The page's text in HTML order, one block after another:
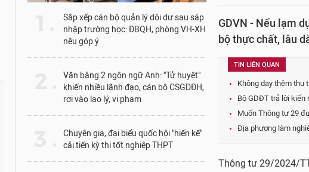
Sắp xếp cán bộ quản lý dôi dư sau sáp
nhập trường học: ĐBQH, phòng VH-XH
nêu góp ý
Văn bằng 2 ngôn ngữ Anh: "Tử huyệt"
khiến nhiều lãnh đạo, cán bộ CSGDĐH,
rơi vào lao lý, vi phạm
Chuyên gia, đại biểu quốc hội "hiến kế"
cải tiến kỳ thi tốt nghiệp THPT
GDVN - Nếu lạm
bộ thực chất, lâu
TIN LIÊN QUAN
Không dạy thêm thu
Bộ GDĐT trả lời kiến
Muốn Thông tư 29
Địa phương làm
Thông tư 29/2024/